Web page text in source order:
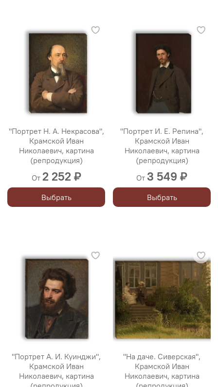
"Портрет Н. А. Некрасова",
Крамской Иван
Николаевич, картина
(репродукция)
От 2 252 ₽
Выбрать
"Портрет И. Е. Репина",
Крамской Иван
Николаевич, картина
(репродукция)
От 3 549 ₽
Выбрать
"Портрет А. И. Куинджи",
Крамской Иван
Николаевич, картина
"На даче. Сиверская",
Крамской Иван
Николаевич, картина